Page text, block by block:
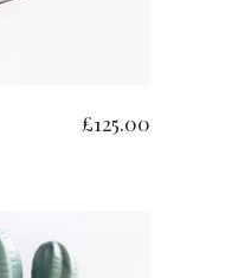
£125.00